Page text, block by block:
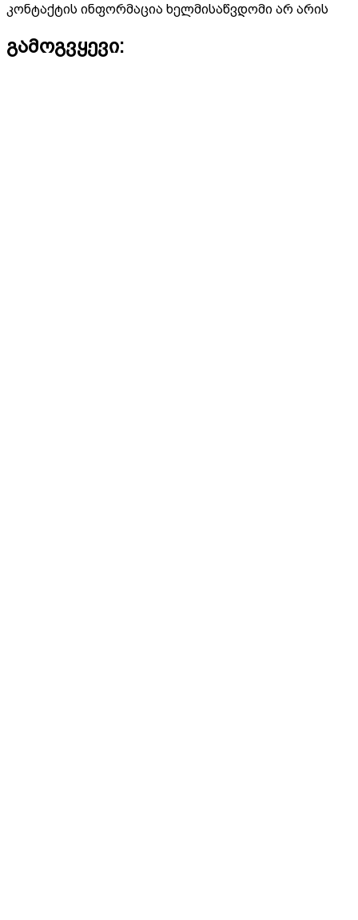
კონტაქტის ინფორმაცია ხელმისაწვდომი არ არის
გამოგვყევი: